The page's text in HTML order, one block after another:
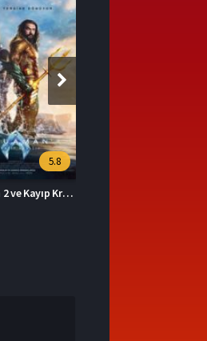
7
Mavka Ormanın Şarkısı 2023 – Yerli Film 1080p Turkce Dublaj izle